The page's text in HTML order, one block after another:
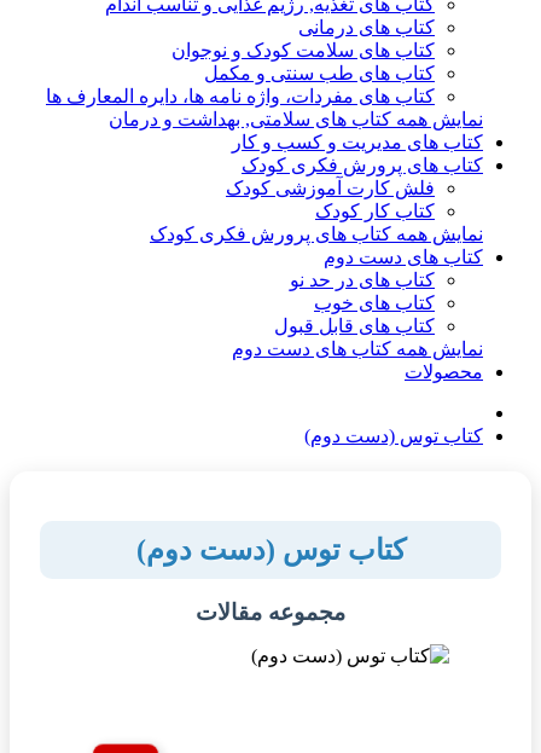
کتاب های تغذیه, رژیم غذایی و تناسب اندام
کتاب های درمانی
کتاب های سلامت کودک و نوجوان
کتاب های طب سنتی و مکمل
کتاب های مفردات، واژه نامه ها، دایره المعارف ها
نمایش همه کتاب های سلامتی, بهداشت و درمان
کتاب های مدیریت و کسب و کار
کتاب های پرورش فکری کودک
فلش کارت آموزشی کودک
کتاب کار کودک
نمایش همه کتاب های پرورش فکری کودک
کتاب های دست دوم
کتاب های در حد نو
کتاب های خوب
کتاب های قابل قبول
نمایش همه کتاب های دست دوم
محصولات
کتاب توس (دست دوم)
کتاب توس (دست دوم)
مجموعه مقالات